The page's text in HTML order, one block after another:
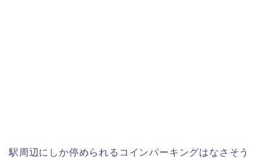
駅周辺にしか停められるコインパーキングはなさそう